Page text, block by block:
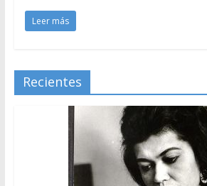
Leer más
Recientes